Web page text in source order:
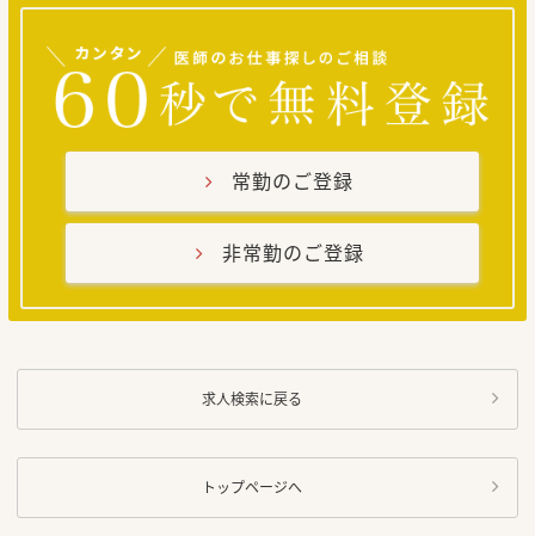
常勤のご登録
非常勤のご登録
求人検索に戻る
トップページへ